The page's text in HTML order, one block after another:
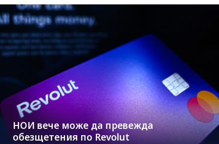
НОИ вече може да превежда
обезщетения по Revolut